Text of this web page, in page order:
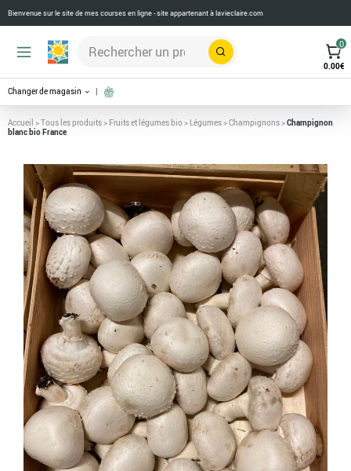
Bienvenue sur le site de mes courses en ligne - site appartenant àlavieclaire.com
Rechercher
0
0.00€
Changer de magasin
Accueil >Tous les produits> Fruits et légumes bio > Légumes>Champignons>Champignon
blanc bio France